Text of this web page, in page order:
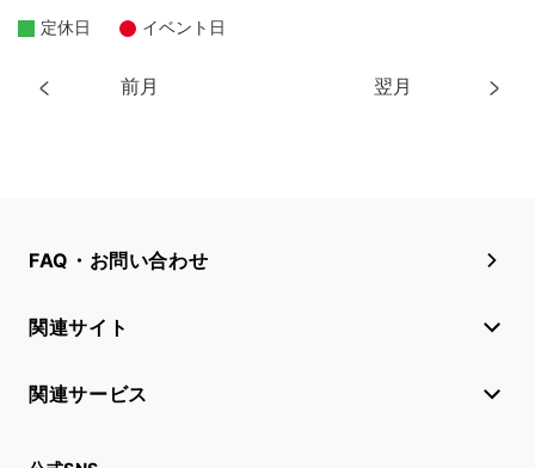
前月 翌月
定休日 イベント日
FAQ・お問い合わせ
関連サイト
関連サービス